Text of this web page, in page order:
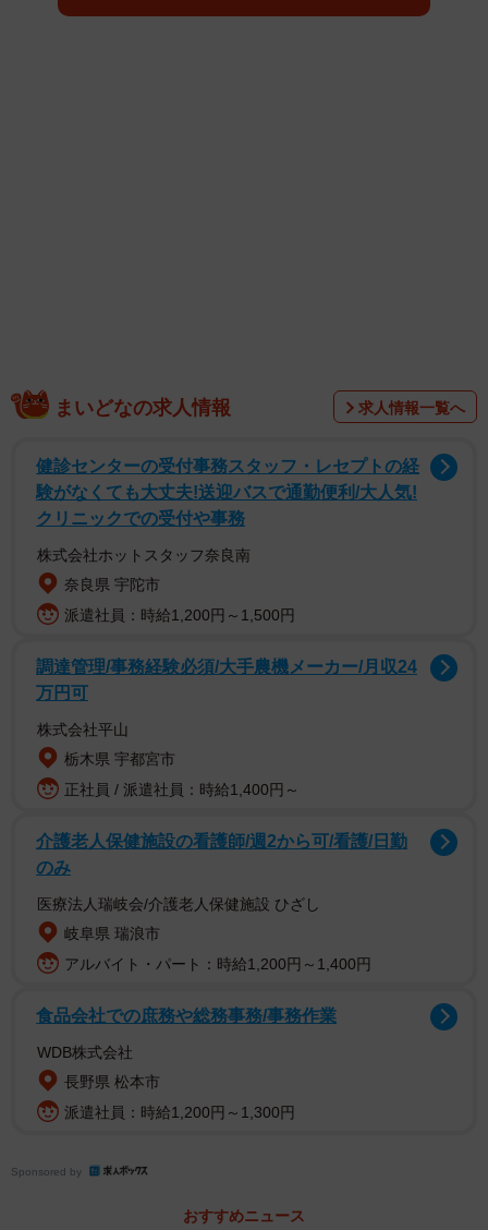
所有していない人の9割以上が「今後も所有しない」と回
「Job総研」を運営する株式会社ライボが、2022年8月～9
月の期間に「2022年 スマホ使用の実態調査」と題して実施
した調査です。20人～1000人以上規模の会社に所属し、1
年以内～10年以上勤務している18～59歳の男女2235人に聞
きました。
携帯電話の所有率（提供画像）
同調査によると、全体の99.1%の人が「携帯電話を所有し
ている」と回答。そのうちスマホの所有率は100%でした。
一方で、「携帯電話を所有していない」と回答した人は
0.9%でした。ちなみに、「所有していない」と回答した20
人の中で最も多い年代は「20代」で80.0%を占めていたそ
うです。
まいどなの求人情報 求人情報一覧へ
健診センターの受付事務スタッフ・レセプトの経
験がなくても大丈夫!送迎バスで通勤便利/大人気!
クリニックでの受付や事務
株式会社ホットスタッフ奈良南
奈良県 宇陀市
派遣社員：時給1,200円～1,500円
調達管理/事務経験必須/大手農機メーカー/月収24
万円可
株式会社平山
栃木県 宇都宮市
正社員 / 派遣社員：時給1,400円～
介護老人保健施設の看護師/週2から可/看護/日勤
のみ
医療法人瑞岐会/介護老人保健施設 ひざし
岐阜県 瑞浪市
アルバイト・パート：時給1,200円～1,400円
食品会社での庶務や総務事務/事務作業
WDB株式会社
長野県 松本市
派遣社員：時給1,200円～1,300円
Sponsored by
おすすめニュース